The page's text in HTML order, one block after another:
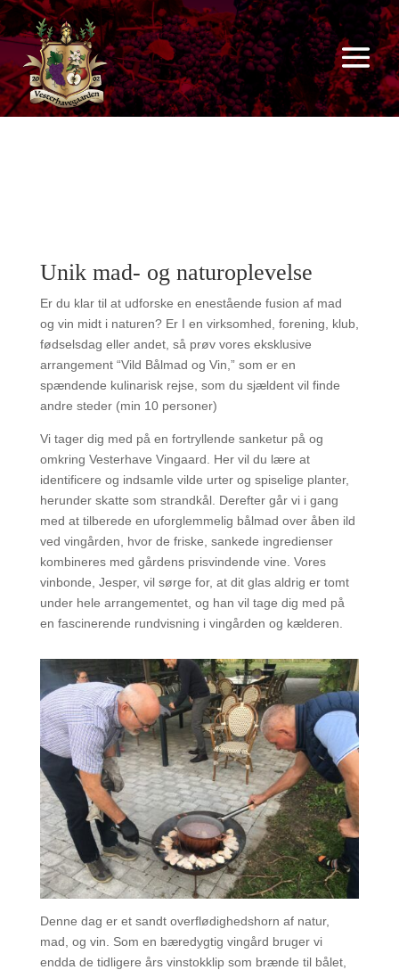
Unik mad- og naturoplevelse
Er du klar til at udforske en enestående fusion af mad
og vin midt i naturen? Er I en virksomhed, forening, klub,
fødselsdag eller andet, så prøv vores eksklusive
arrangement “Vild Bålmad og Vin,” som er en
spændende kulinarisk rejse, som du sjældent vil finde
andre steder (min 10 personer)
Vi tager dig med på en fortryllende sanketur på og
omkring Vesterhave Vingaard. Her vil du lære at
identificere og indsamle vilde urter og spiselige planter,
herunder skatte som strandkål. Derefter går vi i gang
med at tilberede en uforglemmelig bålmad over åben ild
ved vingården, hvor de friske, sankede ingredienser
kombineres med gårdens prisvindende vine. Vores
vinbonde, Jesper, vil sørge for, at dit glas aldrig er tomt
under hele arrangementet, og han vil tage dig med på
en fascinerende rundvisning i vingården og kælderen.
Denne dag er et sandt overflødighedshorn af natur,
mad, og vin. Som en bæredygtig vingård bruger vi
endda de tidligere års vinstokklip som brænde til bålet,